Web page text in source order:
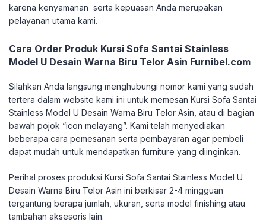
karena kenyamanan serta kepuasan Anda merupakan
pelayanan utama kami.
Cara Order Produk Kursi Sofa Santai Stainless
Model U Desain Warna Biru Telor Asin Furnibel.com
Silahkan Anda langsung menghubungi nomor kami yang sudah
tertera dalam website kami ini untuk memesan Kursi Sofa Santai
Stainless Model U Desain Warna Biru Telor Asin, atau di bagian
bawah pojok “icon melayang”. Kami telah menyediakan
beberapa cara pemesanan serta pembayaran agar pembeli
dapat mudah untuk mendapatkan furniture yang diinginkan.
Perihal proses produksi Kursi Sofa Santai Stainless Model U
Desain Warna Biru Telor Asin ini berkisar 2-4 mingguan
tergantung berapa jumlah, ukuran, serta model finishing atau
tambahan aksesoris lain.